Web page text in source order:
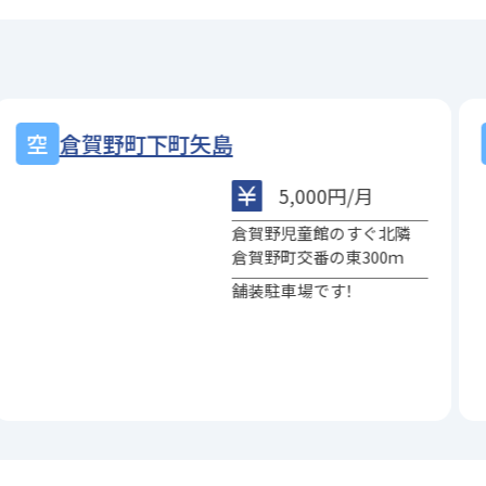
倉賀野町重田
5,000円/月
群馬銀行倉賀野支店の北東
40ｍ
倉賀野駅入口信号の西70ｍ